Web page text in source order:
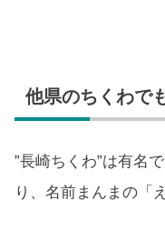
他県のちくわで
”長崎ちくわ”は有名
り、名前まんまの「